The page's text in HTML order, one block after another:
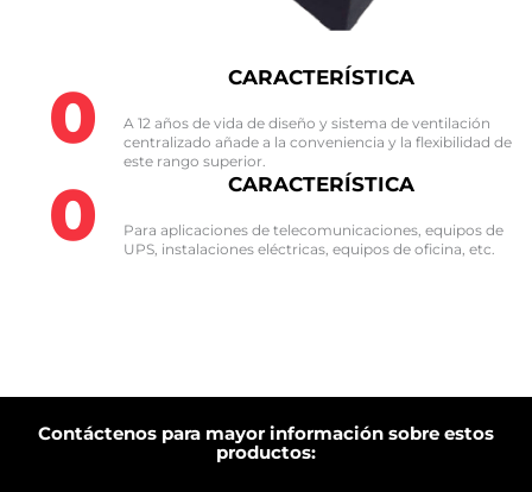
0 CARACTERÍSTICA
A 12 años de vida de diseño y sistema de ventilación
centralizado añade a la conveniencia y la flexibilidad de
este rango superior.​
0 CARACTERÍSTICA
Para aplicaciones de telecomunicaciones, equipos de
UPS, instalaciones eléctricas, equipos de oficina, etc.​
Contáctenos para mayor información sobre estos
productos: